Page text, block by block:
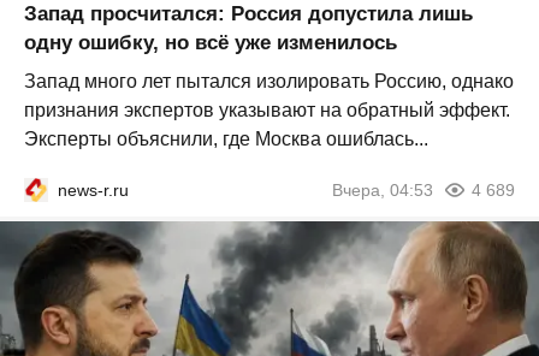
Запад просчитался: Россия допустила лишь
одну ошибку, но всё уже изменилось
Запад много лет пытался изолировать Россию, однако
признания экспертов указывают на обратный эффект.
Эксперты объяснили, где Москва ошиблась...
news-r.ru Вчера, 04:53 4 689